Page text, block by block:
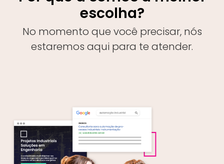
escolha?
No momento que você precisar, nós
estaremos aqui para te atender.